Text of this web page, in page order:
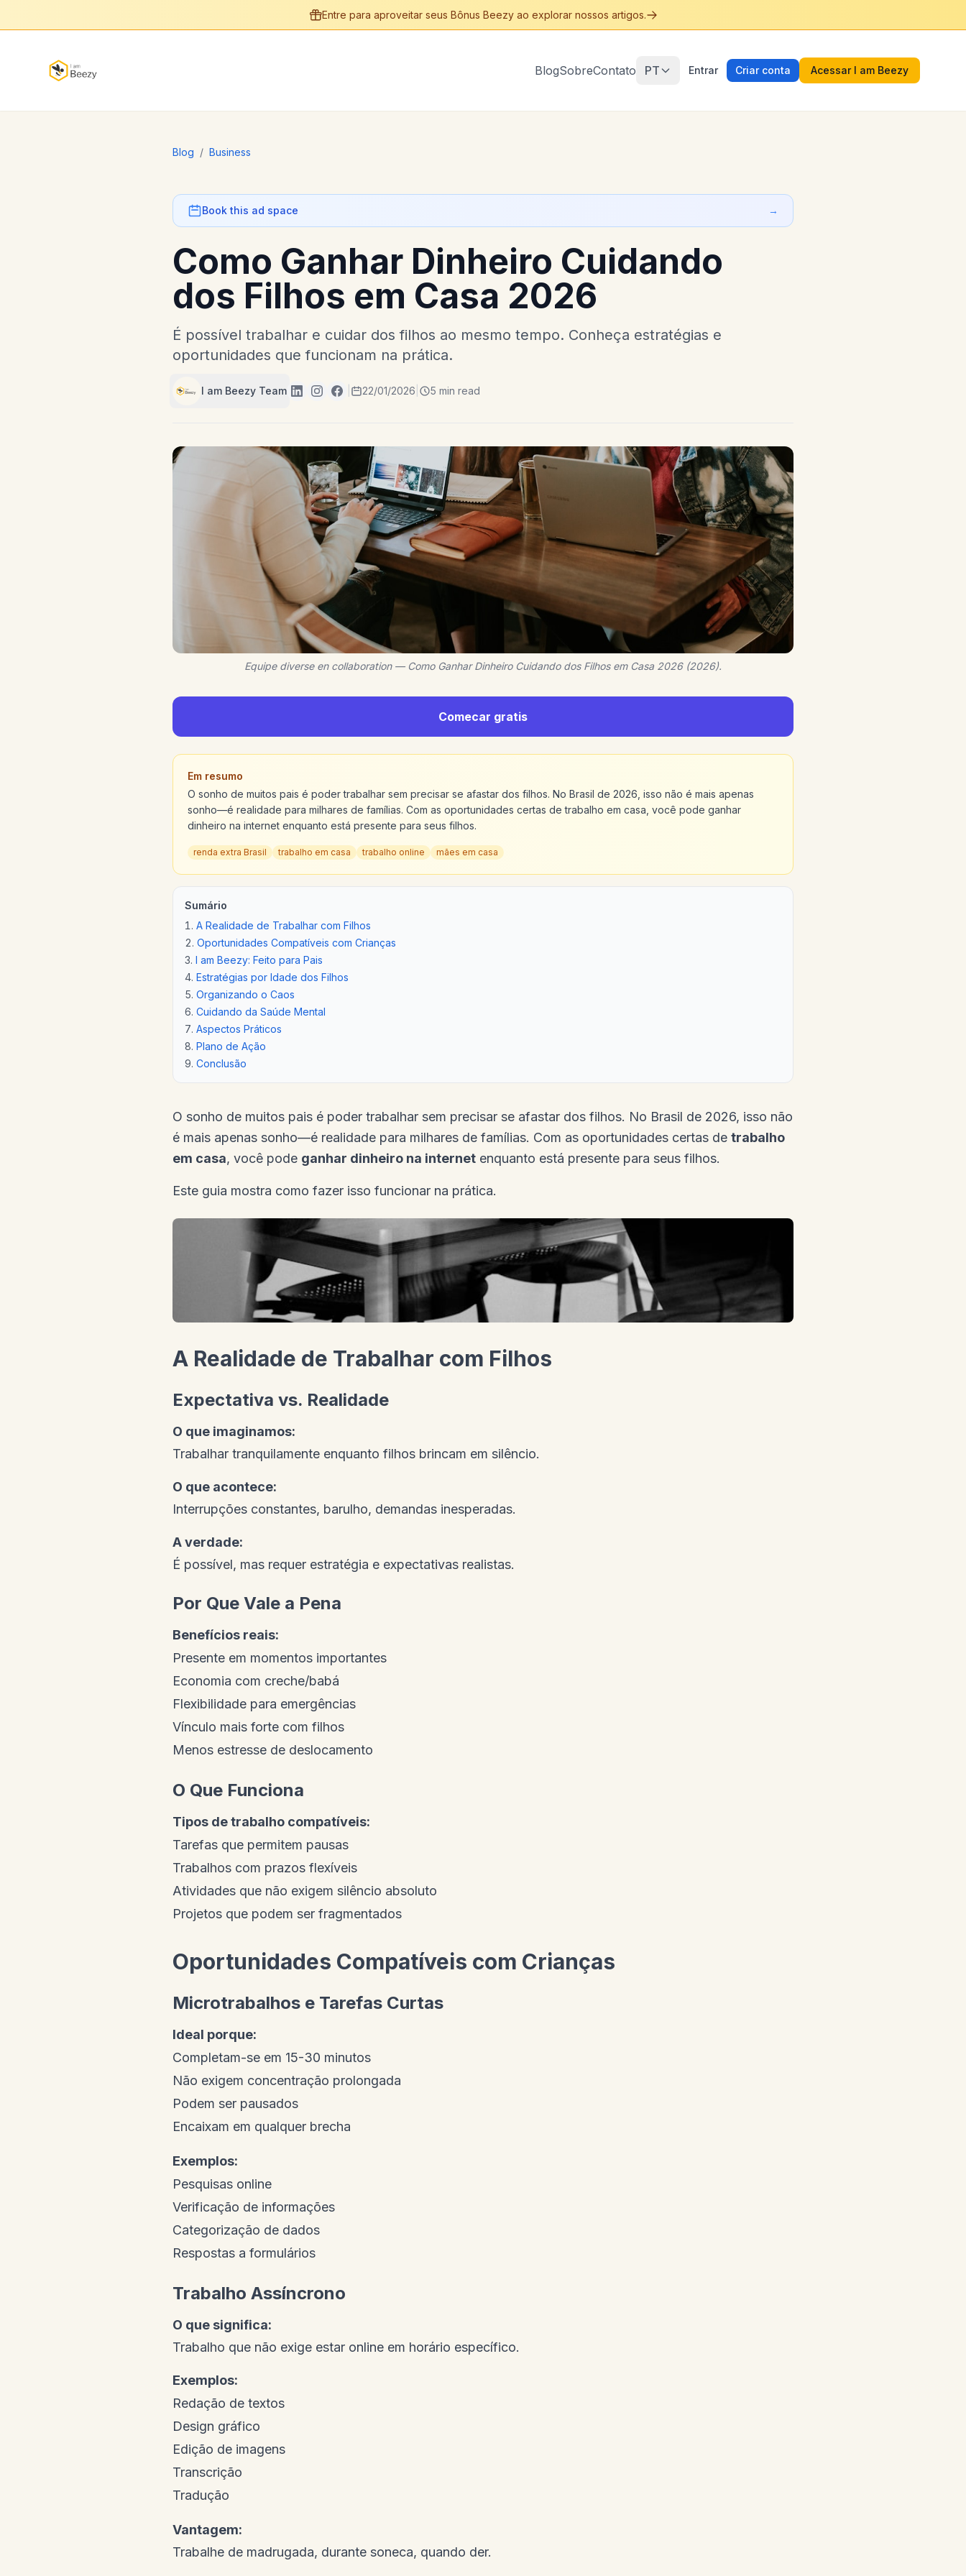
Entre para aproveitar seus Bônus Beezy ao explorar nossos artigos.
BlogSobreContato PT Entrar Criar conta Acessar I am Beezy
Blog / Business
Book this ad space →
Como Ganhar Dinheiro Cuidando
dos Filhos em Casa 2026
É possível trabalhar e cuidar dos filhos ao mesmo tempo. Conheça estratégias e
oportunidades que funcionam na prática.
I am Beezy Team 22/01/2026 5 min read
Equipe diverse en collaboration — Como Ganhar Dinheiro Cuidando dos Filhos em Casa 2026 (2026).
Comecar gratis
Em resumo
O sonho de muitos pais é poder trabalhar sem precisar se afastar dos filhos. No Brasil de 2026, isso não é mais apenas
sonho—é realidade para milhares de famílias. Com as oportunidades certas de trabalho em casa, você pode ganhar
dinheiro na internet enquanto está presente para seus filhos.
renda extra Brasil trabalho em casa trabalho online mães em casa
Sumário
A Realidade de Trabalhar com Filhos
Oportunidades Compatíveis com Crianças
I am Beezy: Feito para Pais
Estratégias por Idade dos Filhos
Organizando o Caos
Cuidando da Saúde Mental
Aspectos Práticos
Plano de Ação
Conclusão
O sonho de muitos pais é poder trabalhar sem precisar se afastar dos filhos. No Brasil de 2026, isso não
é mais apenas sonho—é realidade para milhares de famílias. Com as oportunidades certas de trabalho
em casa, você pode ganhar dinheiro na internet enquanto está presente para seus filhos.
Este guia mostra como fazer isso funcionar na prática.
A Realidade de Trabalhar com Filhos
Expectativa vs. Realidade
O que imaginamos:
Trabalhar tranquilamente enquanto filhos brincam em silêncio.
O que acontece:
Interrupções constantes, barulho, demandas inesperadas.
A verdade:
É possível, mas requer estratégia e expectativas realistas.
Por Que Vale a Pena
Benefícios reais:
Presente em momentos importantes
Economia com creche/babá
Flexibilidade para emergências
Vínculo mais forte com filhos
Menos estresse de deslocamento
O Que Funciona
Tipos de trabalho compatíveis:
Tarefas que permitem pausas
Trabalhos com prazos flexíveis
Atividades que não exigem silêncio absoluto
Projetos que podem ser fragmentados
Oportunidades Compatíveis com Crianças
Microtrabalhos e Tarefas Curtas
Ideal porque:
Completam-se em 15-30 minutos
Não exigem concentração prolongada
Podem ser pausados
Encaixam em qualquer brecha
Exemplos:
Pesquisas online
Verificação de informações
Categorização de dados
Respostas a formulários
Trabalho Assíncrono
O que significa:
Trabalho que não exige estar online em horário específico.
Exemplos:
Redação de textos
Design gráfico
Edição de imagens
Transcrição
Tradução
Vantagem:
Trabalhe de madrugada, durante soneca, quando der.